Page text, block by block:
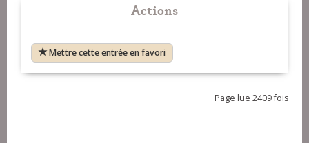
Actions
Mettre cette entrée en favori
Page lue 2409 fois